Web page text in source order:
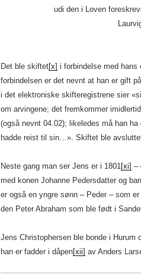
udi den i Loven
Laurvig den
Det ble skiftet[x] i forbindelse med hans
forbindelsen er det nevnt at han er gift
i det elektroniske skifteregistrene sier
om arvingene; det fremkommer
(også nevnt 04.02); likeledes må han
hadde reist til sin…». Skiftet ble
Neste gang man ser Jens er i 1801[xi] –
med konen Johanne Pedersdatter og
er også en yngre sønn – Peder – som
den Peter Abraham som ble født i
Jens Christophersen ble bonde i
han er fadder i dåpen[xii] av Anders